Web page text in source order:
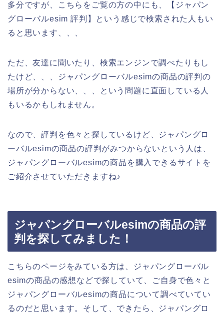
多分ですが、こちらをご覧の方の中にも、【ジャパン
グローバルesim 評判】という感じで検索された人もい
ると思います、、、
ただ、友達に聞いたり、検索エンジンで調べたりもし
たけど、、、ジャパングローバルesimの商品の評判の
場所が分からない、、、という問題に直面している人
もいるかもしれません。
なので、評判を色々と探しているけど、ジャパングロ
ーバルesimの商品の評判がみつからないという人は、
ジャパングローバルesimの商品を購入できるサイトを
ご紹介させていただきますね♪
ジャパングローバルesimの商品の評
判を探してみました！
こちらのページをみている方は、ジャパングローバル
esimの商品の感想などで探していて、ご自身で色々と
ジャパングローバルesimの商品について調べていてい
るのだと思います。そして、できたら、ジャパングロ